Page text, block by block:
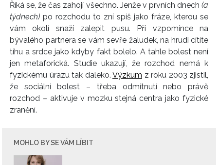
Říká se, že čas zahojí všechno. Jenže v prvních dnech (a
týdnech) po rozchodu to zní spíš jako fráze, kterou se
vám okolí snaží zalepit pusu. Při vzpomínce na
bývalého partnera se vám sevře žaludek, na hrudi cítíte
tíhu a srdce jako kdyby fakt bolelo. A tahle bolest není
jen metaforická. Studie ukazují, že rozchod nemá k
fyzickému úrazu tak daleko. Výzkum z roku 2003 zjistil,
že sociální bolest – třeba odmítnutí nebo právě
rozchod – aktivuje v mozku stejná centra jako fyzické
zranění.
MOHLO BY SE VÁM LÍBIT